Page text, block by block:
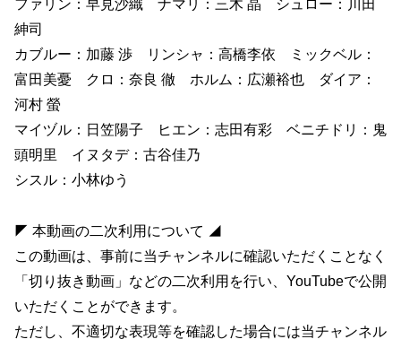
ファリン：早見沙織 ナマリ：三木 晶 シュロー：川田
紳司
カブルー：加藤 渉 リンシャ：高橋李依 ミックベル：
富田美憂 クロ：奈良 徹 ホルム：広瀬裕也 ダイア：
河村 螢
マイヅル：日笠陽子 ヒエン：志田有彩 ベニチドリ：鬼
頭明里 イヌタデ：古谷佳乃
シスル：小林ゆう
◤ 本動画の二次利用について ◢
この動画は、事前に当チャンネルに確認いただくことなく
「切り抜き動画」などの二次利用を行い、YouTubeで公開
いただくことができます。
ただし、不適切な表現等を確認した場合には当チャンネル